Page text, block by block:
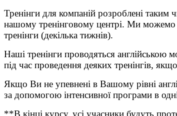
Тренінги для компаній розроблені
нашому тренінговому центрі. Ми можемо
тренінги (декілька тижнів).
Наші тренінги проводяться
під час проведення деяких тренінгів,
Якщо Ви не упевнені в Вашому рівні
за допомогою інтенсивної програми в
**В кінці курсу, усі учасники будуть